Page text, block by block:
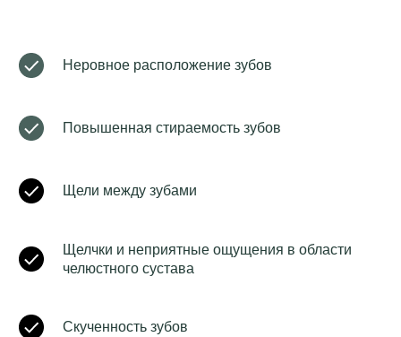
Неровное расположение зубов
Повышенная стираемость зубов
Щели между зубами
Щелчки и неприятные ощущения в области
челюстного сустава
Скученность зубов